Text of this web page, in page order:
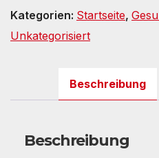
Kategorien: Startseite,
Unkategorisiert
Beschreibung
Beschreibung